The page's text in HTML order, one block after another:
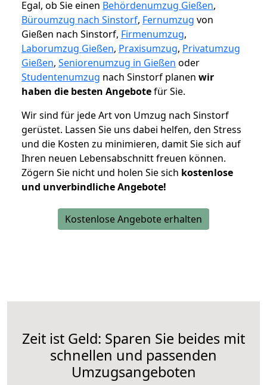
Egal, ob Sie einen Behördenumzug Gießen,
Büroumzug nach Sinstorf, Fernumzug von
Gießen nach Sinstorf, Firmenumzug,
Laborumzug Gießen, Praxisumzug, Privatumzug
Gießen, Seniorenumzug in Gießen oder
Studentenumzug nach Sinstorf planen wir
haben die besten Angebotefür Sie.
Wir sind für jede Art von Umzug nach Sinstorf
gerüstet. Lassen Sie uns dabei helfen, den Stress
und die Kosten zu minimieren, damit Sie sich auf
Ihren neuen Lebensabschnitt freuen können.
Zögern Sie nicht und holen Sie sich kostenlose
und unverbindliche Angebote!
Kostenlose Angebote erhalten
Zeit ist Geld: Sparen Sie beides mit
schnellen und passenden
Umzugsangeboten